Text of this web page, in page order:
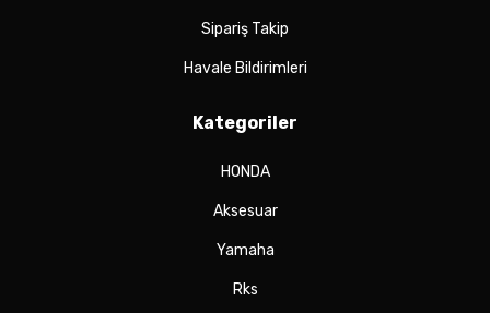
Sipariş Takip
Havale Bildirimleri
Kategoriler
HONDA
Aksesuar
Yamaha
Rks